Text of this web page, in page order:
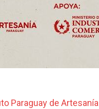
Paraguay de Artesanía